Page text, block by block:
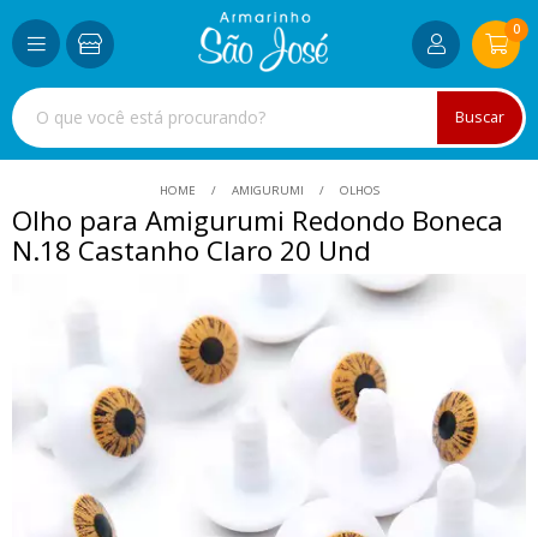
Buscar
0
HOME AMIGURUMI OLHOS
Olho para Amigurumi Redondo Boneca
N.18 Castanho Claro 20 Und